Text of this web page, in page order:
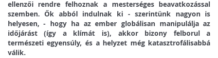
ellenzői rendre felhoznak a mesterséges beavatkozással
szemben. Ők abból indulnak ki - szerintünk nagyon is
helyesen, - hogy ha az ember globálisan manipulálja az
időjárást (így a klímát is), akkor bizony felborul a
természeti egyensúly, és a helyzet még katasztrofálisabbá
válik.